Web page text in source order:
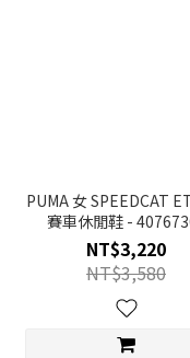
PUMA 女 SPEEDCAT
賽車休閒鞋 -
NT$3,220
NT$3,580